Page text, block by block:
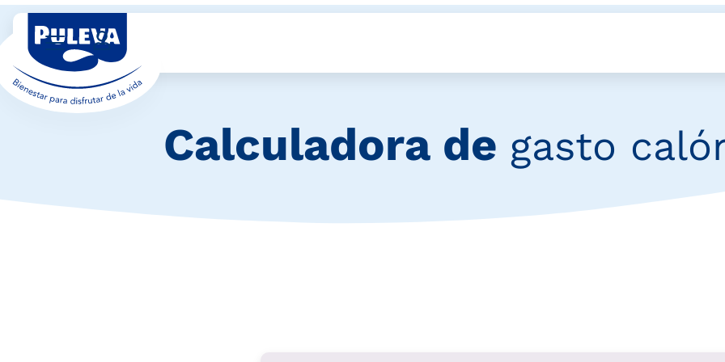
Calculadora de gasto